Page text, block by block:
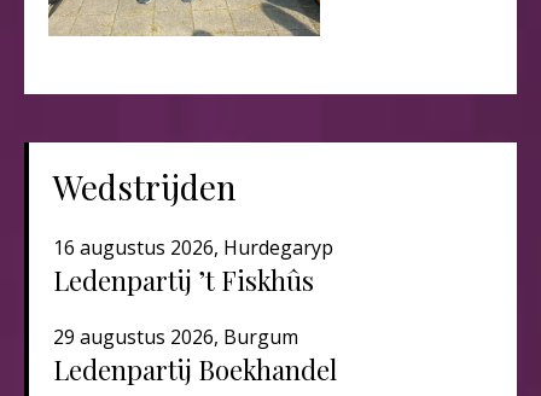
Wedstrijden
16 augustus 2026, Hurdegaryp
Ledenpartij ’t Fiskhûs
29 augustus 2026, Burgum
Ledenpartij Boekhandel